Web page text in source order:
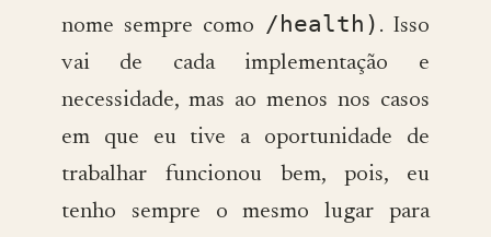
nome sempre como
/health) . Isso
vai de cada implementação e
necessidade, mas ao menos nos casos
em que eu tive a oportunidade de
trabalhar funcionou bem, pois, eu
tenho sempre o mesmo lugar para